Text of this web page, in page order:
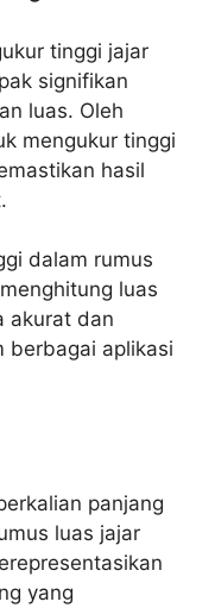
tinggi jajar
signifikan
luas. Oleh
mengukur tinggi
hasil
dalam rumus
luas
akurat dan
berbagai aplikasi
panjang
luas jajar
yang